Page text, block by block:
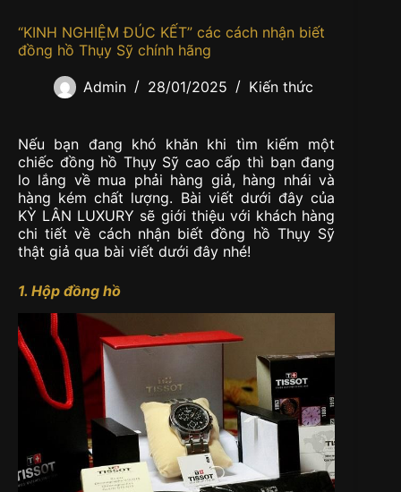
“KINH NGHIỆM ĐÚC KẾT” các cách nhận biết
đồng hồ Thụy Sỹ chính hãng
Admin 28/01/2025 Kiến thức
Nếu bạn đang khó khăn khi tìm kiếm một
chiếc đồng hồ Thụy Sỹ cao cấp thì bạn đang
lo lắng về mua phải hàng giả, hàng nhái và
hàng kém chất lượng. Bài viết dưới đây của
KỲ LÂN LUXURY sẽ giới thiệu với khách hàng
chi tiết về cách nhận biết đồng hồ Thụy Sỹ
thật giả qua bài viết dưới đây nhé!
1. Hộp đồng hồ